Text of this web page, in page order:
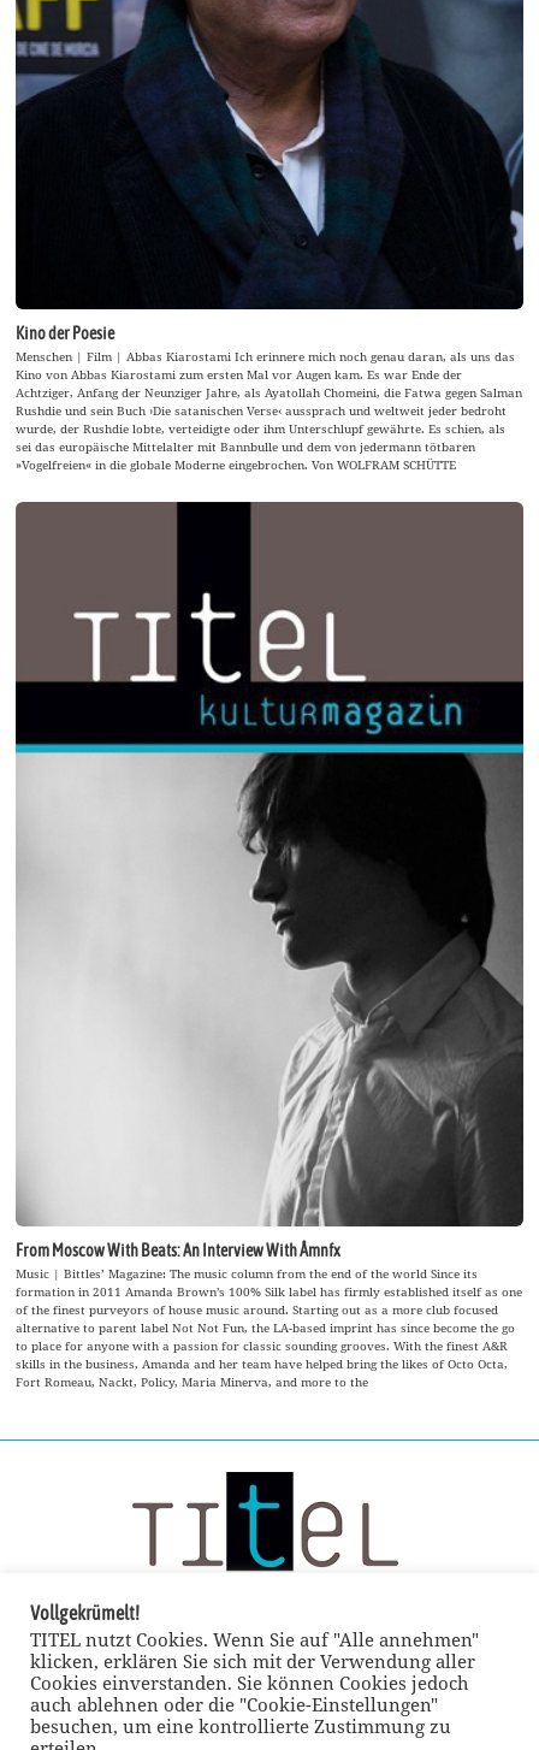
Kino der Poesie
Menschen | Film | Abbas Kiarostami Ich erinnere mich noch genau daran, als uns das
Kino von Abbas Kiarostami zum ersten Mal vor Augen kam. Es war Ende der
Achtziger, Anfang der Neunziger Jahre, als Ayatollah Chomeini, die Fatwa gegen Salman
Rushdie und sein Buch ›Die satanischen Verse‹ aussprach und weltweit jeder bedroht
wurde, der Rushdie lobte, verteidigte oder ihm Unterschlupf gewährte. Es schien, als
sei das europäische Mittelalter mit Bannbulle und dem von jedermann tötbaren
»Vogelfreien« in die globale Moderne eingebrochen. Von WOLFRAM SCHÜTTE
From Moscow With Beats: An Interview With Åmnfx
Music | Bittles’ Magazine: The music column from the end of the world Since its
formation in 2011 Amanda Brown’s 100% Silk label has firmly established itself as one
of the finest purveyors of house music around. Starting out as a more club focused
alternative to parent label Not Not Fun, the LA-based imprint has since become the go
to place for anyone with a passion for classic sounding grooves. With the finest A&R
skills in the business, Amanda and her team have helped bring the likes of Octo Octa,
Fort Romeau, Nackt, Policy, Maria Minerva, and more to the
Vollgekrümelt!
TITEL nutzt Cookies. Wenn Sie auf "Alle annehmen"
klicken, erklären Sie sich mit der Verwendung aller
Cookies einverstanden. Sie können Cookies jedoch
auch ablehnen oder die "Cookie-Einstellungen"
besuchen, um eine kontrollierte Zustimmung zu